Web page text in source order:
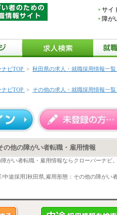
サイ
障が
ビTOP > 秋田県の求人・就職採用情報一覧
ビTOP > その他の求人・就職採用情報一覧
の他の障がい者転職・雇用情報
がい者転職・雇用情報ならクローバーナビ
中途採用]秋田県,雇用形態：その他の障がい